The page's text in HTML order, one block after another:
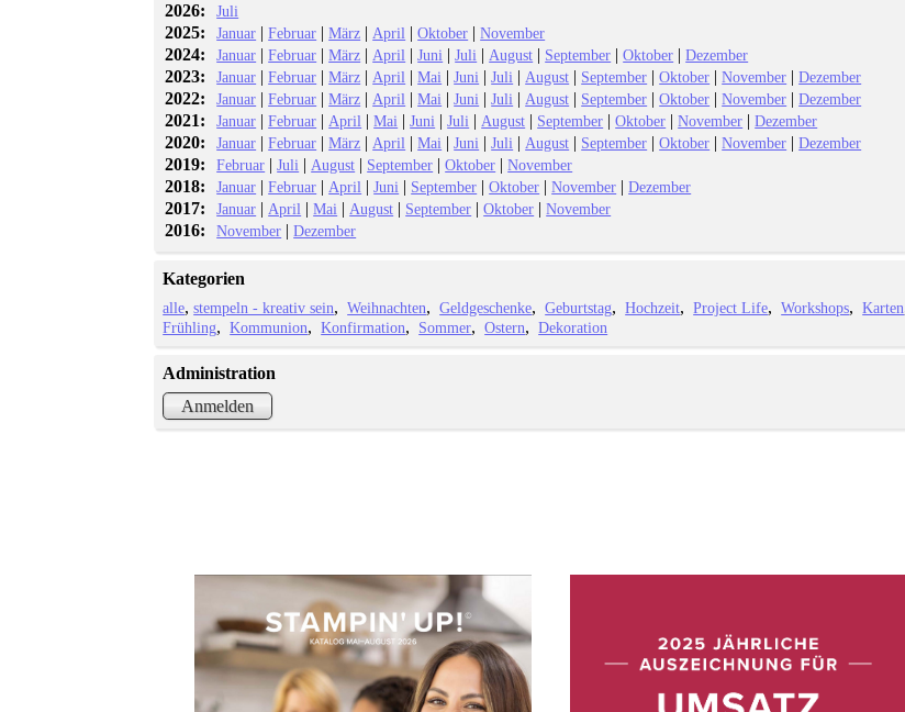
2026:
Juli
2025: Januar |Februar |März |April |Oktober |November
2024: Januar |Februar |März |April |Juni |Juli |August | September |Oktober |Dezember
2023: Januar |Februar |März |April |Mai |Juni |Juli |August | September |Oktober |November |Dezember
2022: Januar |Februar |März |April |Mai |Juni |Juli |August | September |Oktober |November |Dezember
2021: Januar |Februar |April |Mai |Juni |Juli |August | September |Oktober |November |Dezember
2020: Januar |Februar |März |April |Mai |Juni |Juli |August | September |Oktober |November |Dezember
2019: Februar |Juli |August | September |Oktober |November
2018: Januar |Februar |April |Juni | September |Oktober |November |Dezember
2017: Januar |April |Mai |August | September |Oktober |November
2016: November |Dezember
Kategorien
alle stempeln - kreativ sein Weihnachten Geldgeschenke Geburtstag Hochzeit Project Life Workshops Karten
Frühling
Kommunion Konfirmation Sommer Ostern Dekoration
Administration
Anmelden